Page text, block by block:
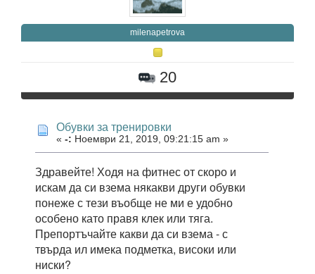
milenapetrova
20
Обувки за тренировки
« -: Ноември 21, 2019, 09:21:15 am »
Здравейте! Ходя на фитнес от скоро и
искам да си взема някакви други обувки
понеже с тези въобще не ми е удобно
особено като правя клек или тяга.
Препортъчайте какви да си взема - с
твърда ил имека подметка, високи или
ниски?